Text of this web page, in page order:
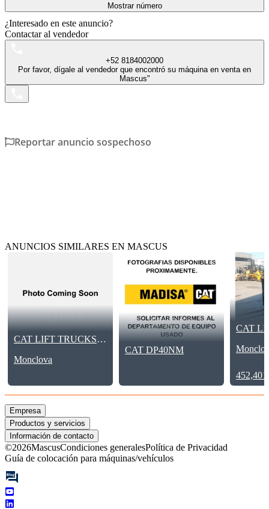
Mostrar número
¿Interesado en este anuncio?
Contactar al vendedor
+52 8184002000
Por favor, dígale al vendedor que encontró su máquina en venta en
Mascus"
Reportar anuncio sospechoso
ANUNCIOS SIMILARES EN MASCUS
CAT LIFT TRUCKS DP40NM
Monclova
CAT DP40NM
Empresa
Productos y servicios
Información de contacto
©2026MascusCondiciones generalesPolítica de Privacidad
Guía de colocación para máquinas/vehículos